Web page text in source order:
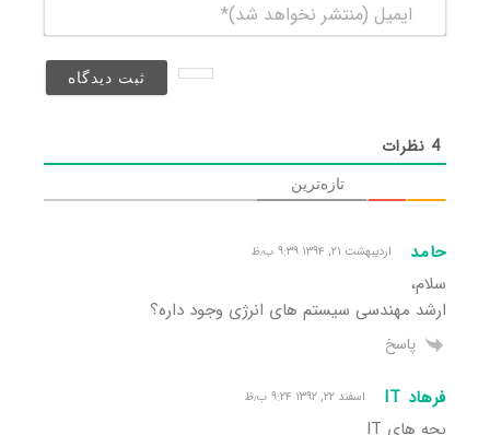
(منتشر
4 نظرات
تازه‌ترین
حامد اردیبهشت ۲۱, ۱۳۹۴ ۹:۳۹ ب٫ظ
سلام،
ارشد مهندسی سیستم های انرژی وجود داره؟
پاسخ
فرهاد IT اسفند ۲۲, ۱۳۹۲ ۹:۲۴ ب٫ظ
بچه های IT